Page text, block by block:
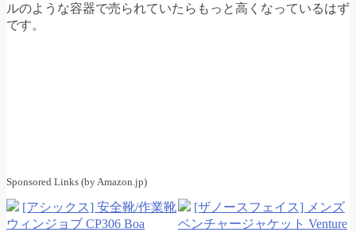
ルのような容器で売られていたらもっと高くなっているはず
です。
Sponsored Links (by Amazon.jp)
[アシックス] 安全靴/作業靴
ウィンジョブ CP306 Boa
[ザノースフェイス] メンズ
ベンチャージャケット Venture